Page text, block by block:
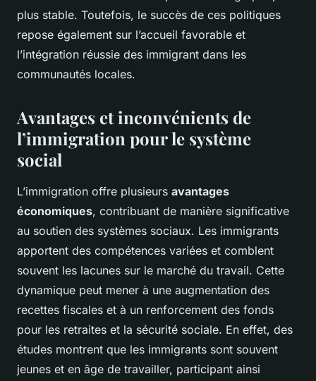
plus stable. Toutefois, le succès de ces politiques
repose également sur l’accueil favorable et
l’intégration réussie des immigrant dans les
communautés locales.
Avantages et inconvénients de
l’immigration pour le système
social
L’immigration offre plusieurs avantages
économiques, contribuant de manière significative
au soutien des systèmes sociaux. Les immigrants
apportent des compétences variées et comblent
souvent les lacunes sur le marché du travail. Cette
dynamique peut mener à une augmentation des
recettes fiscales et à un renforcement des fonds
pour les retraites et la sécurité sociale. En effet, des
études montrent que les immigrants sont souvent
jeunes et en âge de travailler, participant ainsi